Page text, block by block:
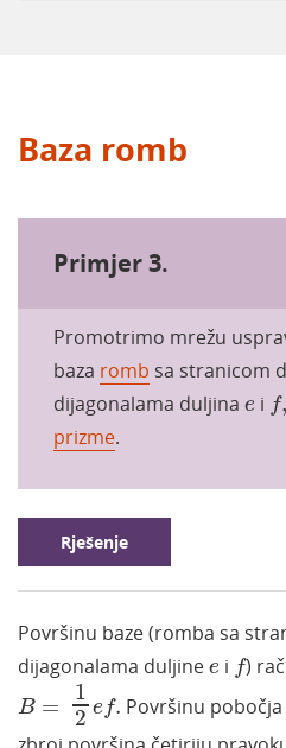
Baza romb
Primjer 3.
Promotrimo mrežu
baza romb sa stranicom
dijagonalama duljina e
e i f,
f,
prizme.
Rješenje
Površinu baze (romba sa
dijagonalama duljine e
e i f
f)
B =
1
2 e f.
B=12ef.
Površinu